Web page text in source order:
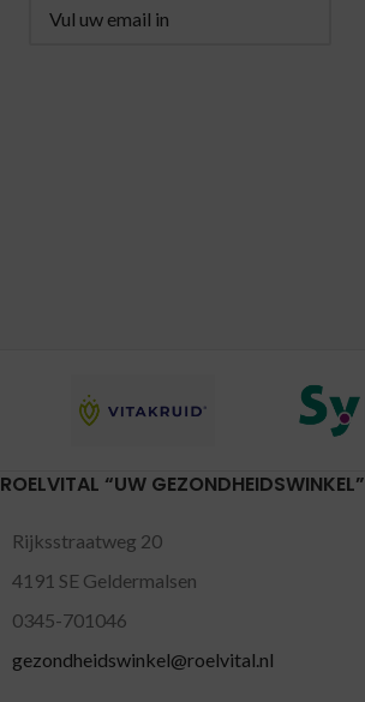
ROELVITAL “UW GEZONDHEIDSWINKEL”
Rijksstraatweg 20
4191 SE Geldermalsen
0345-701046
gezondheidswinkel@roelvital.nl